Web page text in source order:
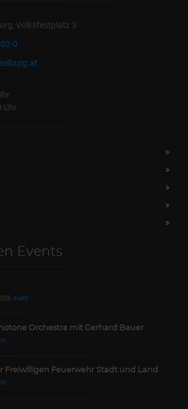
Volksfestplatz 3
0
Uhr
Events
mehr...
Orchestra mit Gerhard Bauer
Freiwilligen Feuerwehr Stadt und Land